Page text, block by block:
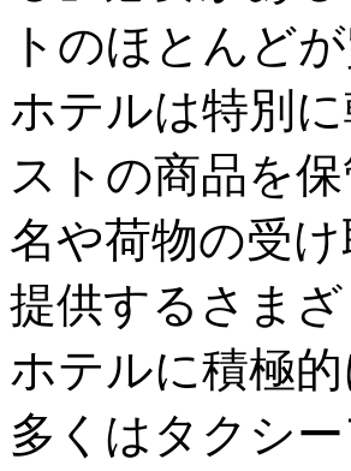
トのほとんど
ホテルは特別
ストの商品を
名や荷物の受
提供するさま
ホテルに積極
多くはタクシ